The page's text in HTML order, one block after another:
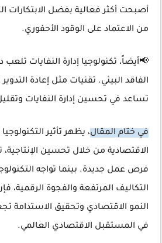
أصبحت أكثر فعالية بفضل الابتكارات
من الاعتماد على الوقود الأحفوري.
📢أيضاً، تكنولوجيا إدارة النفايات
الفاقد البيئي. تقنيات مثل إعادة
تساعد في تحسين إدارة النفايات وتقليل
في ختام المقال، يظهر تأثير
الاقتصادية من خلال تحسين الإنتاجية،
فرص عمل جديدة. بينما تواجه
التكاليف المرتفعة والفجوة الرقمية،
النمو الاقتصادي وتحقيق الاستدامة
في المستقبل الاقتصادي العالمي.